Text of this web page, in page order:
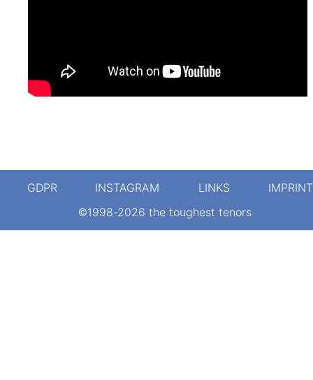
IMPRINT
LINKS
©1998-2026 the toughest tenors
GDPR INSTAGRAM